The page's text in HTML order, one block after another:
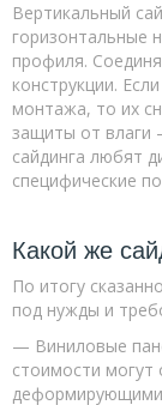
Вертикальный
горизонтальные
профиля.
конструкции.
монтажа, то их
защиты от влаги
сайдинга любят
специфические
Какой же
По итогу
под нужды и
— Виниловые
стоимости